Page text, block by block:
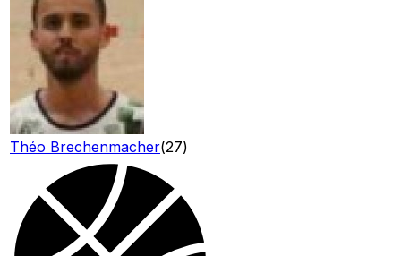
Théo Brechenmacher(27)